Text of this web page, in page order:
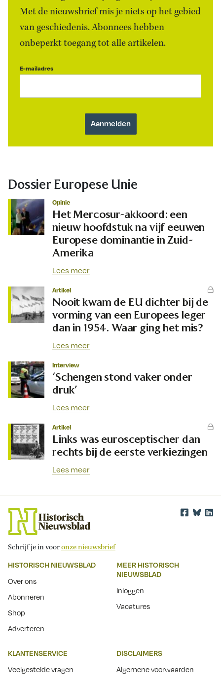
Met de nieuwsbrief mis je niets op het gebied
van geschiedenis. Abonnees hebben
onbeperkt toegang tot alle artikelen.
E-mailadres
Dossier Europese Unie
Opinie
Het Mercosur-akkoord: een
nieuw hoofdstuk na vijf eeuwen
Europese dominantie in Zuid-
Amerika
Lees meer
Artikel
Nooit kwam de EU dichter bij de
vorming van een Europees leger
dan in 1954. Waar ging het mis?
Lees meer
Interview
‘Schengen stond vaker onder
druk’
Lees meer
Artikel
Links was eurosceptischer dan
rechts bij de eerste verkiezingen
Lees meer
Schrijf je in vooronze nieuwsbrief
HISTORISCH NIEUWSBLAD
Over ons
Abonneren
Shop
Adverteren
MEER HISTORISCH
NIEUWSBLAD
Inloggen
Vacatures
KLANTENSERVICE
Veelgestelde vragen
DISCLAIMERS
Algemene voorwaarden